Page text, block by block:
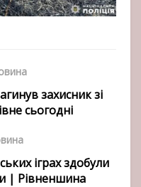
захисник зі
сьогодні
іграх здобули
| Рівненшина